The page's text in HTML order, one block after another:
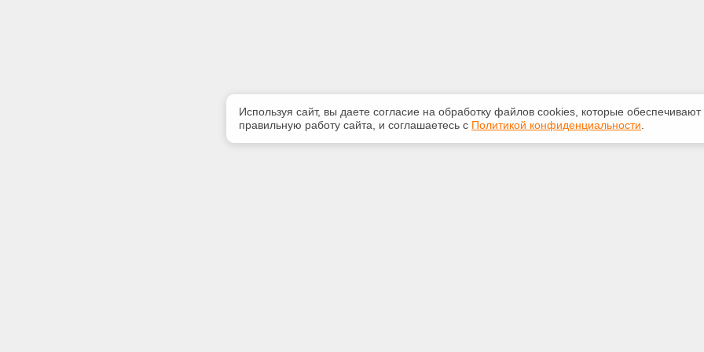
Используя сайт, вы даете согласие на обработку файлов сооkiеs, которые обеспечивают
правильную работу сайта, и соглашаетесь с Политикой конфиденциальности